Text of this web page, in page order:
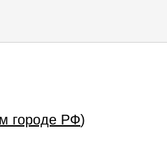
городе РФ)